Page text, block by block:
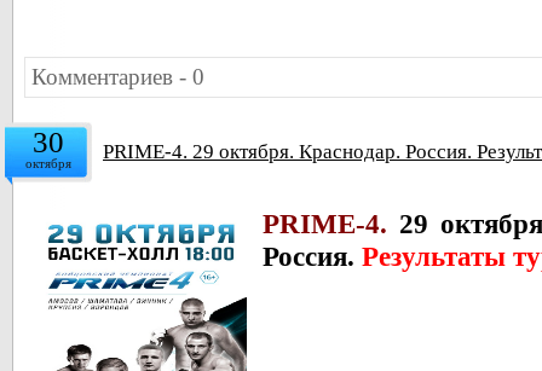
Комментариев - 0
30
октября PRIME-4. 29 октября. Краснодар. Россия.
PRIME-4. 29
Россия. Результаты